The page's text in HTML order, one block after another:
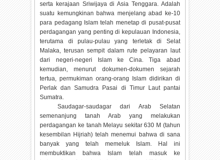
serta kerajaan Sriwijaya di Asia Tenggara. Adalah
suatu kemungkinan bahwa menjelang abad ke-10
para pedagang Islam telah menetap di pusat-pusat
perdagangan yang penting di kepulauan Indonesia,
terutama di pulau-pulau yang terletak di Selat
Malaka, terusan sempit dalam rute pelayaran laut
dari negeri-negeri Islam ke Cina. Tiga abad
kemudian, menurut dokumen-dokumen sejarah
tertua, permukiman orang-orang Islam didirikan di
Perlak dan Samudra Pasai di Timur Laut pantai
Sumatra.
Saudagar-saudagar dari Arab Selatan
semenanjung tanah Arab yang melakukan
perdagangan ke tanah Melayu sekitar 630 M (tahun
kesembilan Hijriah) telah menemui bahwa di sana
banyak yang telah memeluk Islam. Hal ini
membuktikan bahwa Islam telah masuk ke